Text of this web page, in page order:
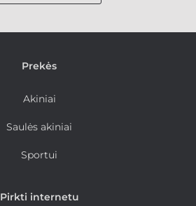
Prekės
Akiniai
Saulės akiniai
Sportui
Pirkti internetu